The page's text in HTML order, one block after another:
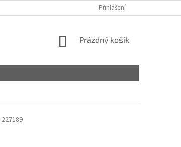
Přihlášení
NÁKUPNÍ
Prázdný košík
227189